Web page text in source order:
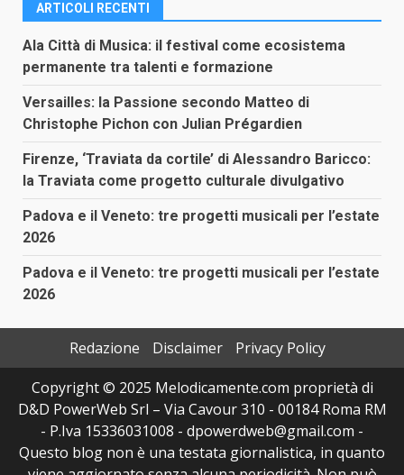
ARTICOLI RECENTI
Ala Città di Musica: il festival come ecosistema
permanente tra talenti e formazione
Versailles: la Passione secondo Matteo di
Christophe Pichon con Julian Prégardien
Firenze, ‘Traviata da cortile’ di Alessandro Baricco:
la Traviata come progetto culturale divulgativo
Padova e il Veneto: tre progetti musicali per l’estate
2026
Padova e il Veneto: tre progetti musicali per l’estate
2026
Redazione Disclaimer
Privacy Policy
Copyright © 2025 Melodicamente.com proprietà di
D&D PowerWeb Srl – Via Cavour 310 - 00184 Roma RM
- P.Iva 15336031008 - dpowerdweb@gmail.com -
Questo blog non è una testata giornalistica, in quanto